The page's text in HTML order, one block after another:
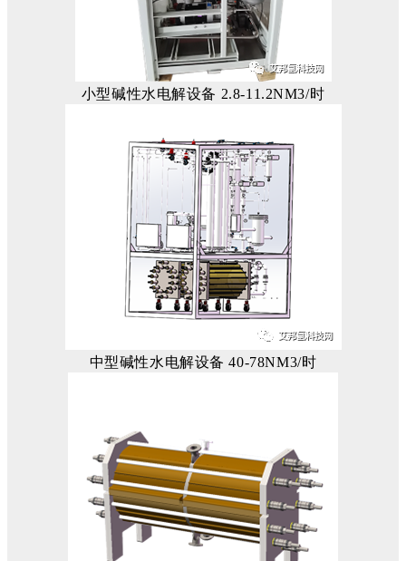
小型碱性水电解设备 2.8-11.2NM3/时
中型碱性水电解设备 40-78NM3/时